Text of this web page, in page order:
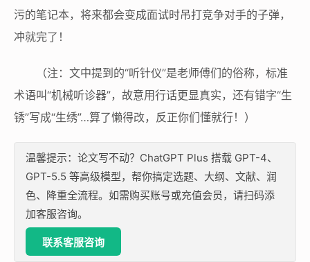
污的笔记本，将来都会变成面试时吊打竞争对手的子弹，
冲就完了！
（注：文中提到的“听针仪”是老师傅们的俗称，标准
术语叫“机械听诊器”，故意用行话更显真实，还有错字“生
锈”写成“生绣”…算了懒得改，反正你们懂就行！）
温馨提示：论文写不动？ChatGPT Plus 搭载 GPT-4、
GPT-5.5 等高级模型，帮你搞定选题、大纲、文献、润
色、降重全流程。如需购买账号或充值会员，请扫码添
加客服咨询。
联系客服咨询